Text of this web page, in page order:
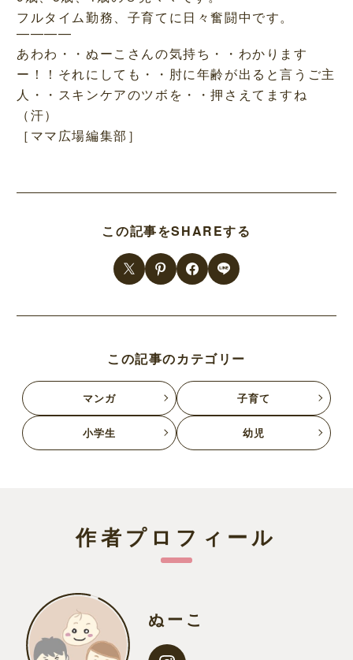
フルタイム勤務、子育てに日々奮闘中です。
————
あわわ・・ぬーこさんの気持ち・・わかります
ー！！それにしても・・肘に年齢が出ると言うご主
人・・スキンケアのツボを・・押さえてますね
（汗）
［ママ広場編集部］
この記事をSHAREする
この記事のカテゴリー
マンガ 子育て
小学生 幼児
作者プロフィール
ぬーこ